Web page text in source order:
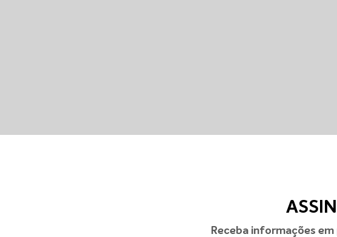
Receba informações